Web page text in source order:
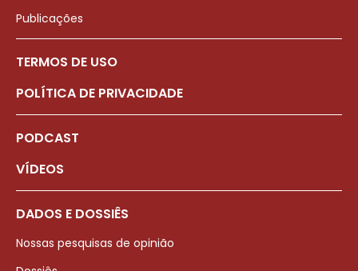
Publicações
TERMOS DE USO
POLÍTICA DE PRIVACIDADE
PODCAST
VÍDEOS
DADOS E DOSSIÊS
Nossas pesquisas de opinião